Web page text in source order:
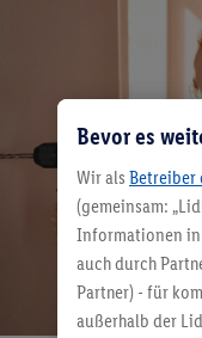
Bevor es
Wir als Betreiber
(gemeinsam:
Informationen in
auch durch
Partner) - für
außerhalb der